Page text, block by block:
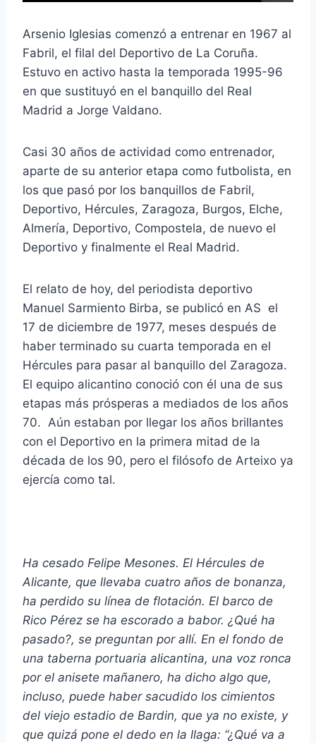
Arsenio Iglesias comenzó a entrenar en 1967 al
Fabril, el filal del Deportivo de La Coruña.
Estuvo en activo hasta la temporada 1995-96
en que sustituyó en el banquillo del Real
Madrid a Jorge Valdano.
Casi 30 años de actividad como entrenador,
aparte de su anterior etapa como futbolista, en
los que pasó por los banquillos de Fabril,
Deportivo, Hércules, Zaragoza, Burgos, Elche,
Almería, Deportivo, Compostela, de nuevo el
Deportivo y finalmente el Real Madrid.
El relato de hoy, del periodista deportivo
Manuel Sarmiento Birba, se publicó en AS el
17 de diciembre de 1977, meses después de
haber terminado su cuarta temporada en el
Hércules para pasar al banquillo del Zaragoza.
El equipo alicantino conoció con él una de sus
etapas más prósperas a mediados de los años
70. Aún estaban por llegar los años brillantes
con el Deportivo en la primera mitad de la
década de los 90, pero el filósofo de Arteixo ya
ejercía como tal.
Ha cesado Felipe Mesones. El Hércules de
Alicante, que llevaba cuatro años de bonanza,
ha perdido su línea de flotación. El barco de
Rico Pérez se ha escorado a babor. ¿Qué ha
pasado?, se preguntan por allí. En el fondo de
una taberna portuaria alicantina, una voz ronca
por el anisete mañanero, ha dicho algo que,
incluso, puede haber sacudido los cimientos
del viejo estadio de Bardin, que ya no existe, y
que quizá pone el dedo en la llaga: “¿Qué va a